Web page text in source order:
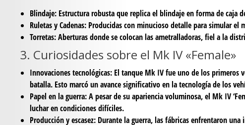
Blindaje: Estructura robusta que replica el blindaje en forma de caja
Ruletas y Cadenas: Producidas con minucioso detalle para simular el
Torretas: Aberturas donde se colocan las ametralladoras, fiel a la
3. Curiosidades sobre el Mk IV «Female»
Innovaciones tecnológicas: El tanque Mk IV fue uno de los primeros
batalla. Esto marcó un avance significativo en la tecnología de los
Papel en la guerra: A pesar de su apariencia voluminosa, el Mk IV
luchar en condiciones difíciles.
Producción y escasez: Durante la guerra, las fábricas enfrentaron